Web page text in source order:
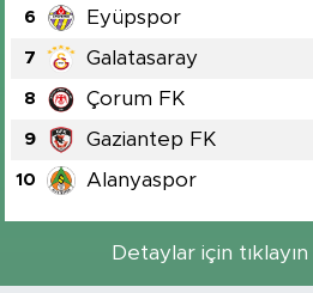
6 Eyüpspor
7 Galatasaray
8 Çorum FK
9 Gaziantep FK
10 Alanyaspor
Detaylar için tıklayın